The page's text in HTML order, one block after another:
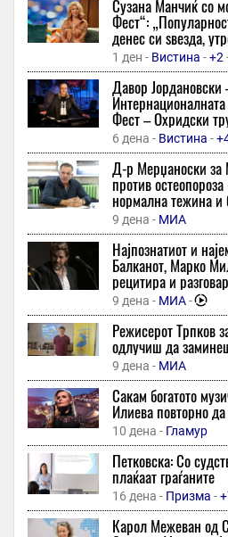
ДИМИТРИЕСКА-КОЧОСКА:
трендот на намалување и во јули
годишно ниво
Денешен - +1
Детското престапништво во
итна акција на сите институции
9 минути -Вечер Прес
Во драматична завршница,
Азербејџан
22 минути -Слободен Печат-+1
Никој не ја препозна Цеца на
и очила остана целосно
23 минути - Еспресо
Ристо Митревски го освои
23 минути -Гол
Дали мислите дека пиете доволно
мешаат овие знаци на дехидрација
23 минути -Попара +1
Уставниот суд првпат пријави
на негова одлука
23 минути -ТВ 21
„Kanzlertausch“ – можна ли е смена
влада
23 минути -360 Степени
Сузана Манчиќ со
Фест“:
денес си ѕвезда,
1 ден - Вистина -+2
Давор
Фест – Охридски
копираме
да бидеме
6 дена - Вистина -
Д-р Мерџаноски за
против
нормална тежина и
9 дена - МИА
Најпознатиот и
Балканот, Марко
рецитира и
ракавот - ако сте се
добро е!“
9 дена - МИА-
Режисерот Трпков
одлучиш да
9 дена - МИА
Сакам богатото
Илиева повторно
10 дена - Гламур
Петковска: Со
плаќаат граѓаните
16 дена - Призма -
Карол Межеван од